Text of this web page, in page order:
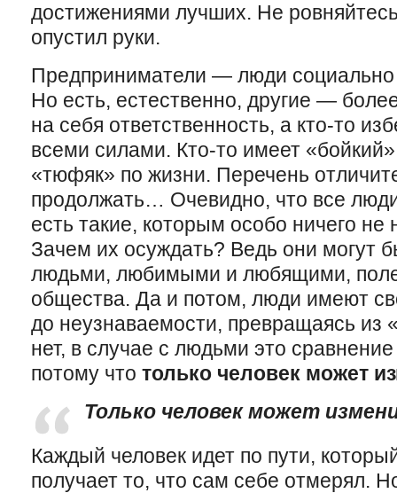
достижениями лучших. Не
опустил руки.
Предприниматели — люди социально
Но есть, естественно, другие —
на себя ответственность, а кто-то
всеми силами. Кто-то имеет «бойкий»
«тюфяк» по жизни. Перечень
продолжать… Очевидно, что все
есть такие, которым особо ничего
Зачем их осуждать? Ведь они могут
людьми, любимыми и любящими,
общества. Да и потом, люди имеют
до неузнаваемости, превращаясь из
нет, в случае с людьми это
потому что только человек может
Только человек может
Каждый человек идет по пути,
получает то, что сам себе отмерял.